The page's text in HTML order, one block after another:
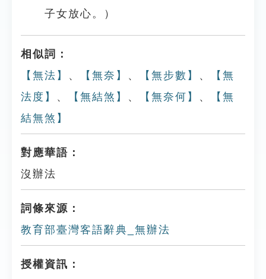
子女放心。）
相似詞：
【無法】 、 【無奈】 、 【無步數】 、
【無
法度】 、 【無結煞】 、 【無奈何】 、
【無
結無煞】
對應華語：
沒辦法
詞條來源：
教育部臺灣客語辭典_無辦法
授權資訊：